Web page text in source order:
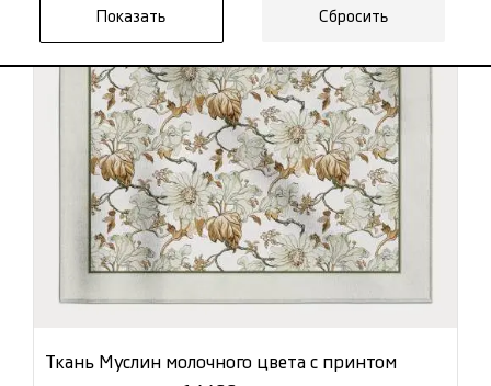
Сбросить
Ткань Муслин молочного цвета с принтом